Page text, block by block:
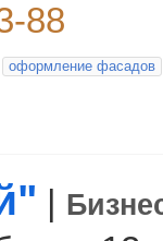
88
оформление фасадов